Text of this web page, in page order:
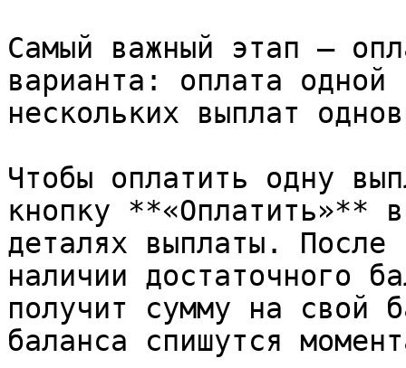
Самый важный этап —
варианта: оплата одной
нескольких выплат
Чтобы оплатить одну
кнопку **«Оплатить»**
деталях выплаты. После
наличии достаточного
получит сумму на свой
баланса спишутся